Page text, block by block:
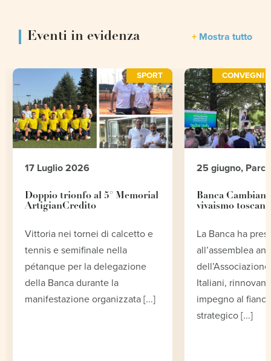
Eventi in evidenza Mostra tutto
SPORT
17 Luglio 2026
Doppio trionfo al 5° Memorial
ArtigianCredito
Vittoria nei tornei di calcetto e
tennis e semifinale nella
pétanque per la delegazione
della Banca durante la
manifestazione organizzata [...]
CONVEGNI
25 giugno,
Banca
vivaismo toscano
La Banca ha
all’assemblea
Italiani,
impegno al
strategico [...]